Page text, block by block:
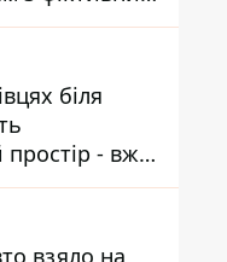
біля
- вже
взяло на